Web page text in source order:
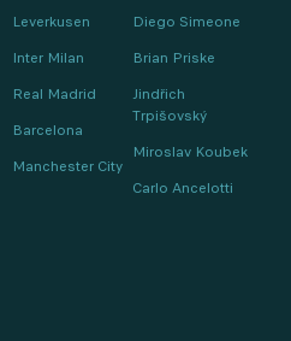
Leverkusen
Inter Milan
Real Madrid
Barcelona
Manchester City
Diego Simeone
Brian Priske
Jindřich
Trpišovský
Miroslav Koubek
Carlo Ancelotti